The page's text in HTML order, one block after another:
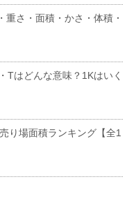
重さ・面積・かさ・体積・
Tはどんな意味？1Kはいく
り場面積ランキング【全1